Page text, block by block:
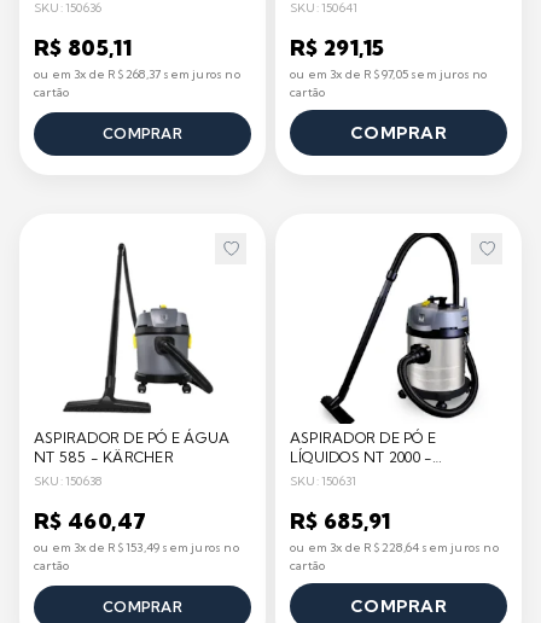
SKU: 150636
R$ 805,11
ou em 3x de R$ 268,37 sem juros no
cartão
COMPRAR
SKU: 150641
R$ 291,15
ou em 3x de R$ 97,05 sem juros no
cartão
COMPRAR
ASPIRADOR DE PÓ E ÁGUA
NT 585 - KÄRCHER
SKU: 150638
R$ 460,47
ou em 3x de R$ 153,49 sem juros no
cartão
COMPRAR
ASPIRADOR DE PÓ E
LÍQUIDOS NT 2000 -
KÄRCHER
SKU: 150631
R$ 685,91
ou em 3x de R$ 228,64 sem juros no
cartão
COMPRAR